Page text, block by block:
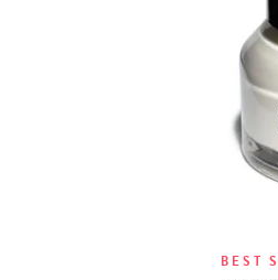
BEST